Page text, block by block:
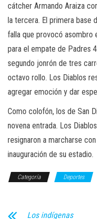
cátcher Armando Araiza
la tercera. El primera base
falla que provocó asombro
para el empate de Padres
segundo jonrón de tres
octavo rollo. Los Diablos
agregar emoción y dar
Como colofón, los de San
novena entrada. Los
resignaron a marcharse
inauguración de su estadio.
Categoría Deportes
Los indígenas